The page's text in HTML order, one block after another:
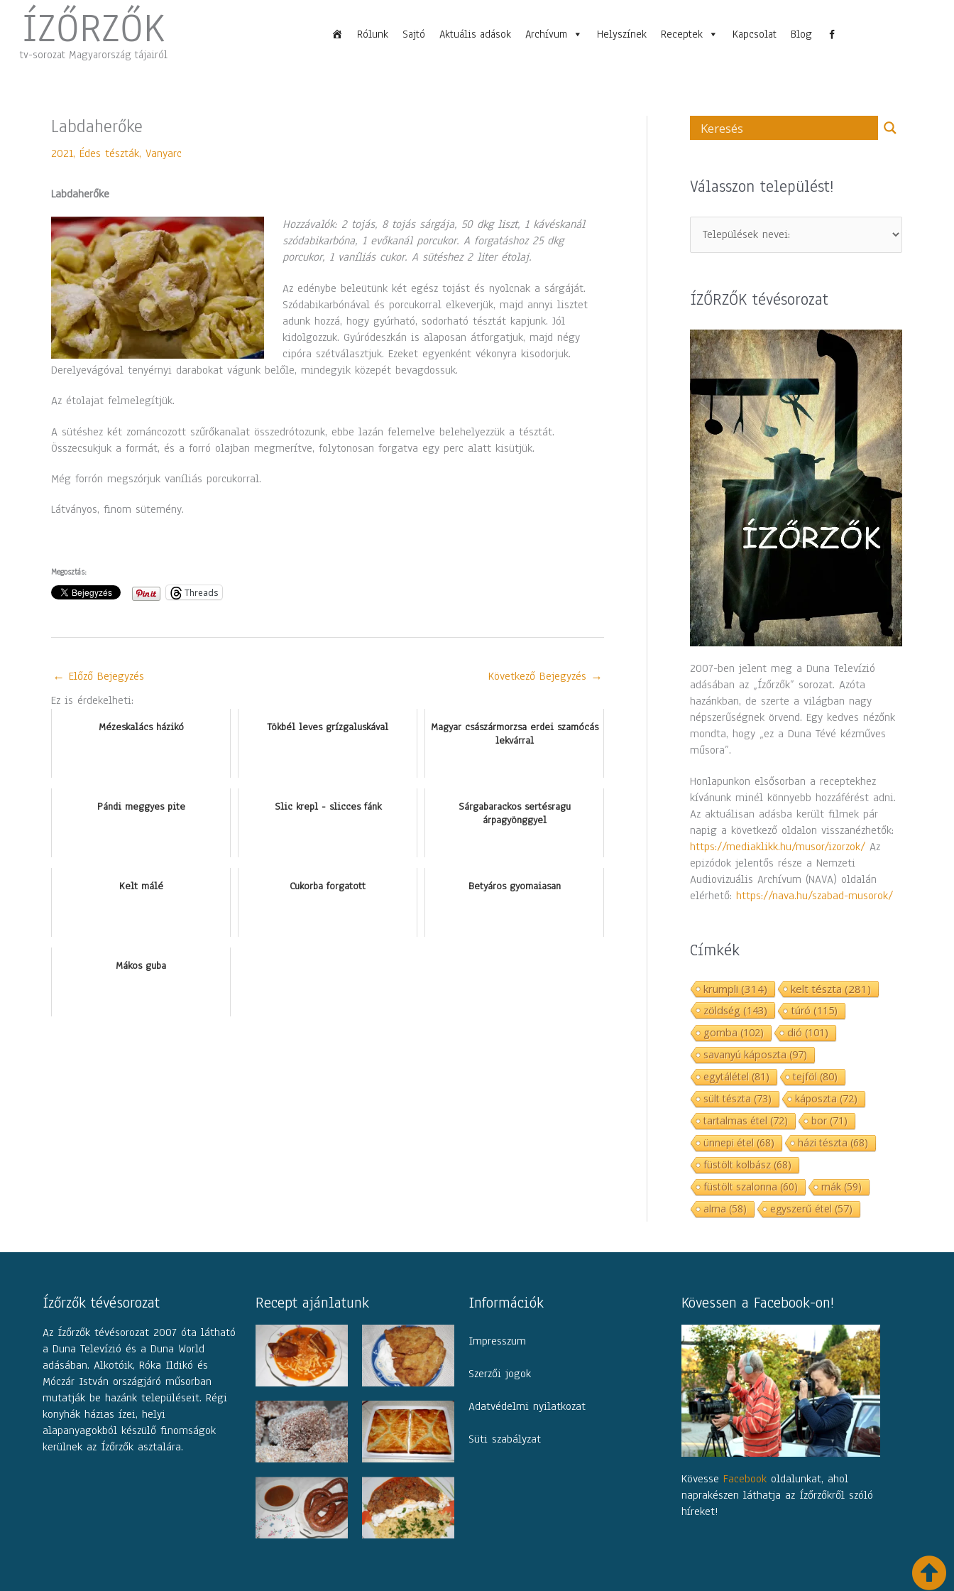
contentÍZŐRZŐK
tv-sorozat Magyarország tájairól
Rólunk Sajtó Aktuális adások Archívum Helyszínek Receptek Kapcsolat Blog
Labdaherőke
2021, Édes tészták, Vanyarc
Labdaherőke
Hozzávalók: 2 tojás, 8 tojás sárgája, 50 dkg liszt, 1 kávéskanál
szódabikarbóna, 1 evőkanál porcukor. A forgatáshoz 25 dkg
porcukor, 1 vaníliás cukor. A sütéshez 2 liter étolaj.
Az edénybe beleütünk két egész tojást és nyolcnak a sárgáját.
Szódabikarbónával és porcukorral elkeverjük, majd annyi lisztet
adunk hozzá, hogy gyúrható, sodorható tésztát kapjunk. Jól
kidolgozzuk. Gyúródeszkán is alaposan átforgatjuk, majd négy
cipóra szétválasztjuk. Ezeket egyenként vékonyra kisodorjuk.
Derelyevágóval tenyérnyi darabokat vágunk belőle, mindegyik közepét bevagdossuk.
Az étolajat felmelegítjük.
A sütéshez két zománcozott szűrőkanalat összedrótozunk, ebbe lazán felemelve belehelyezzük a tésztát.
Összecsukjuk a formát, és a forró olajban megmerítve, folytonosan forgatva egy perc alatt kisütjük.
Még forrón megszórjuk vaníliás porcukorral.
Látványos, finom sütemény.
Megosztás:
Threads
← Előző Bejegyzés Következő Bejegyzés →
Ez is érdekelheti:
Mézeskalács házikó Tökbél leves grízgaluskával
Magyar császármorzsa erdei szamócás
lekvárral
Pándi meggyes pite Slic krepl - slicces fánk
Sárgabarackos sertésragu
árpagyönggyel
Kelt málé Cukorba forgatott Betyáros gyomaiasan
Mákos guba
Válasszon települést!
ÍZŐRZŐK tévésorozat
2007-ben jelent meg a Duna Televízió
adásában az „Ízőrzők” sorozat. Azóta
hazánkban, de szerte a világban nagy
népszerűségnek örvend. Egy kedves nézőnk
mondta, hogy „ez a Duna Tévé kézműves
műsora”.
Honlapunkon elsősorban a receptekhez
kívánunk minél könnyebb hozzáférést adni.
Az aktuálisan adásba került filmek pár
napig a következő oldalon visszanézhetők:
https://mediaklikk.hu/musor/izorzok/ Az
epizódok jelentős része a Nemzeti
Audiovizuális Archívum (NAVA) oldalán
elérhető: https://nava.hu/szabad-musorok/
Címkék
krumpli(314) kelt tészta(281)
zöldség(143) túró (115)
gomba (102) dió (101)
savanyú káposzta (97)
egytálétel (81) tejföl (80)
sült tészta (73) káposzta (72)
tartalmas étel (72) bor(71)
ünnepi étel (68) házi tészta (68)
füstölt kolbász(68)
füstölt szalonna (60) mák(59)
alma (58) egyszerű étel (57)
Ízőrzők tévésorozat
Az Ízőrzők tévésorozat 2007 óta látható
a Duna Televízió és a Duna World
adásában. Alkotóik, Róka Ildikó és
Móczár István országjáró műsorban
mutatják be hazánk településeit. Régi
konyhák házias ízei, helyi
alapanyagokból készülő finomságok
kerülnek az Ízőrzők asztalára.
Recept ajánlatunk Információk
Impresszum
Szerzői jogok
Adatvédelmi nyilatkozat
Süti szabályzat
Kövessen a Facebook-on!
Kövesse Facebook oldalunkat, ahol
naprakészen láthatja az Ízőrzőkről szóló
híreket!